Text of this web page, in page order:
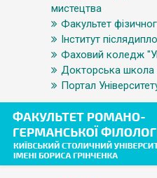
мистецтва
Факультет
Інститут
Фаховий коледж
Докторська школа
Портал